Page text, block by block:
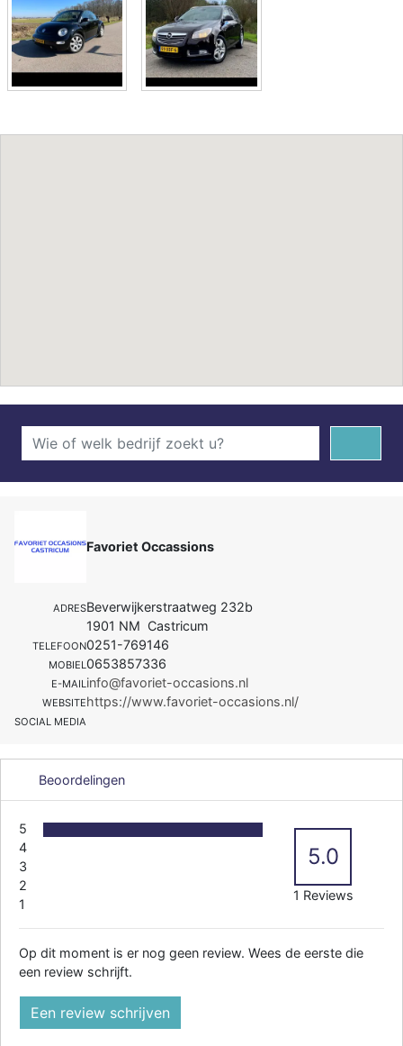
Favoriet Occassions
ADRESBeverwijkerstraatweg 232b
1901 NM Castricum
TELEFOON0251-769146
MOBIEL 0653857336
E-MAIL info@favoriet-occasions.nl
WEBSITEhttps://www.favoriet-occasions.nl/
SOCIAL MEDIA
Beoordelingen
5
4
3
2
1
5.0
1 Reviews
Op dit moment is er nog geen review. Wees de eerste die
een review schrijft.
Een review schrijven